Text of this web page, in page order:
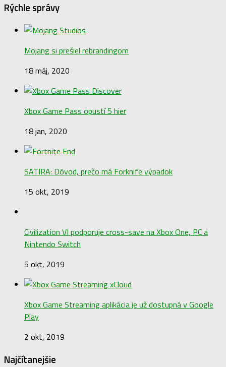
Rýchle správy
Mojang si prešiel rebrandingom
18 máj, 2020
Xbox Game Pass opustí 5 hier
18 jan, 2020
SATIRA: Dôvod, prečo má Forknife výpadok
15 okt, 2019
Civilization VI podporuje cross-save na Xbox One, PC a
Nintendo Switch
5 okt, 2019
Xbox Game Streaming aplikácia je už dostupná v Google
Play
2 okt, 2019
Najčítanejšie